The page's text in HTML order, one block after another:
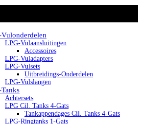
LPG-Vulaansluitingen
Accessoires
LPG-Vuladapters
LPG-Vulsets
Uitbreidings-Onderdelen
LPG-Vulslangen
Achtersets
LPG Cil. Tanks 4-Gats
Tankappendages Cil. Tanks 4-Gats
LPG-Ringtanks 1-Gats